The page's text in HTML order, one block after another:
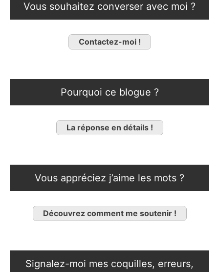
Vous souhaitez converser avec moi ?
Contactez-moi !
Pourquoi ce blogue ?
La réponse en détails !
Vous appréciez j’aime les mots ?
Découvrez comment me soutenir !
Signalez-moi mes coquilles, erreurs,